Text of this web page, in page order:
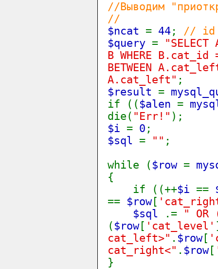
//Выводим
//
$ncat = 44 ; // id
$query =
B WHERE
BETWEEN
A.cat_left" ;
$result =
if (( $alen =
die( "Err!" );
$i = 0 ;
$sql = "" ;
while ( $row =
{
if ((++$i ==
== $row[
$sql
.=
" OR
( $row[ 'cat_level'
cat_left>" . $row[
cat_right<" . $row[
}